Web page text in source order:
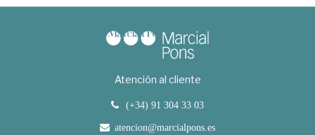
Atención al cliente
(+34) 91 304 33 03
atencion@marcialpons.es